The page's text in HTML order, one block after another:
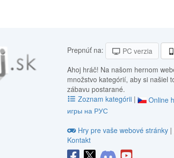
Prepnúť na: PC verzia
Ahoj hráč! Na našom hernom
množstvo kategórií, aby si našiel
zábavu postarané.
Zoznam kategórii | Online
игры на РУС
Hry pre vaše webové stránky |
Kontakt